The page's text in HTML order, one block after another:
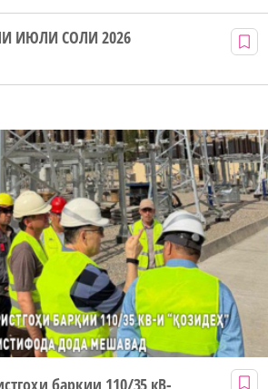
ИЮЛИ СОЛИ 2026
барқии 110/35 кВ-